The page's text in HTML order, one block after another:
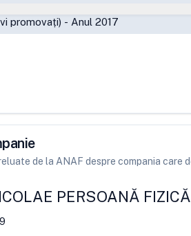
promovați) - Anul 2017
de la ANAF despre compania care
PERSOANĂ